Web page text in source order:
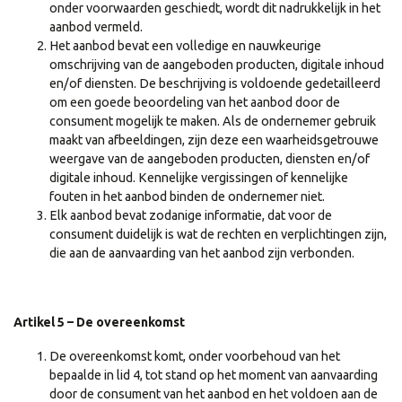
onder voorwaarden geschiedt, wordt dit nadrukkelijk in het
aanbod vermeld.
Het aanbod bevat een volledige en nauwkeurige
omschrijving van de aangeboden producten, digitale inhoud
en/of diensten. De beschrijving is voldoende gedetailleerd
om een goede beoordeling van het aanbod door de
consument mogelijk te maken. Als de ondernemer gebruik
maakt van afbeeldingen, zijn deze een waarheidsgetrouwe
weergave van de aangeboden producten, diensten en/of
digitale inhoud. Kennelijke vergissingen of kennelijke
fouten in het aanbod binden de ondernemer niet.
Elk aanbod bevat zodanige informatie, dat voor de
consument duidelijk is wat de rechten en verplichtingen zijn,
die aan de aanvaarding van het aanbod zijn verbonden.
Artikel 5 – De overeenkomst
De overeenkomst komt, onder voorbehoud van het
bepaalde in lid 4, tot stand op het moment van aanvaarding
door de consument van het aanbod en het voldoen aan de